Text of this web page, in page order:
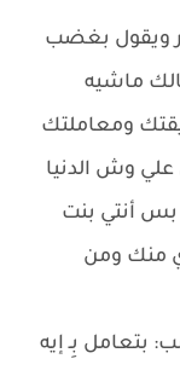
ويقول بغضب
ماشيه
ومعاملتك
وش الدنيا
أنتي بنت
منك ومن
بتعامل بِـ إيه